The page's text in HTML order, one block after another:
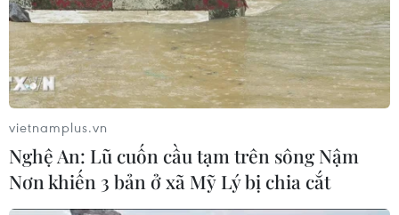
vietnamplus.vn
Nghệ An: Lũ cuốn cầu tạm trên sông Nậm
Nơn khiến 3 bản ở xã Mỹ Lý bị chia cắt